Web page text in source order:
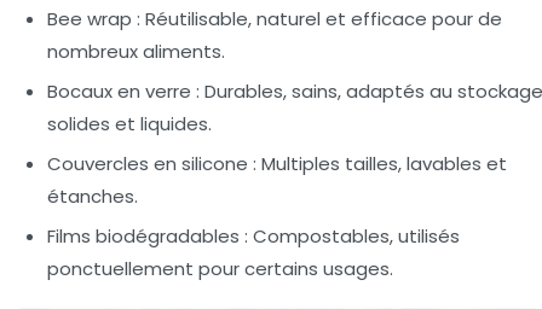
Bee wrap : Réutilisable, naturel et efficace pour de
nombreux aliments.
Bocaux en verre : Durables, sains, adaptés au
solides et liquides.
Couvercles en silicone : Multiples tailles, lavables et
étanches.
Films biodégradables : Compostables, utilisés
ponctuellement pour certains usages.